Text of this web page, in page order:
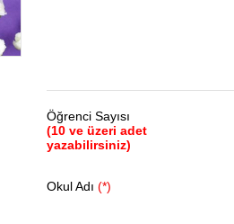
Öğrenci Sayısı
(10 ve üzeri adet
yazabilirsiniz)
Okul Adı (*)